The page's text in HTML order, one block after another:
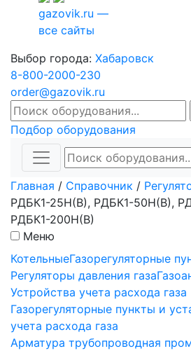
gazovik.ru —
все сайты
Выбор города: Хабаровск
8-800-2000-230
order@gazovik.ru
Подбор оборудования
Главная / Справочник /
РДБК1-25Н(В), РДБК1-50Н(В),
РДБК1-200Н(В)
Меню
КотельныеГазорегуляторные
Регуляторы давления газа
Устройства учета расхода газа
Газорегуляторные пункты и
учета расхода газа
Арматура трубопроводная